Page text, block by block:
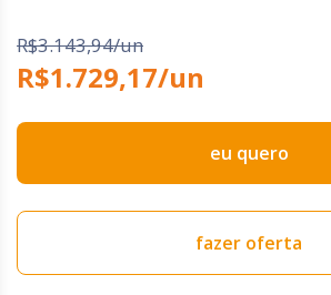
R$3.143,94/un
R$1.729,17/un
eu quero
fazer oferta